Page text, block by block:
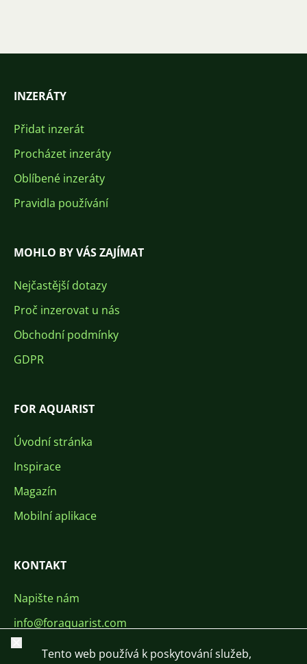
INZERÁTY
Přidat inzerát
Procházet inzeráty
Oblíbené inzeráty
Pravidla používání
MOHLO BY VÁS ZAJÍMAT
Nejčastější dotazy
Proč inzerovat u nás
Obchodní podmínky
GDPR
FOR AQUARIST
Úvodní stránka
Inspirace
Magazín
Mobilní aplikace
KONTAKT
Napište nám
info@foraquarist.com
+420 603 449 602
Zavřít
Tento web používá k poskytování služeb,